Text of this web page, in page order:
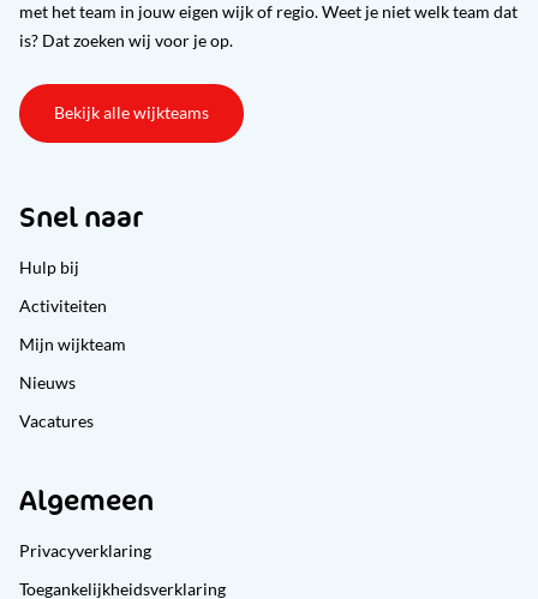
met het team in jouw eigen wijk of regio. Weet je niet welk team dat
is? Dat zoeken wij voor je op.
Bekijk alle wijkteams
Snel naar
Hulp bij
Activiteiten
Mijn wijkteam
Nieuws
Vacatures
Algemeen
Privacyverklaring
Toegankelijkheidsverklaring